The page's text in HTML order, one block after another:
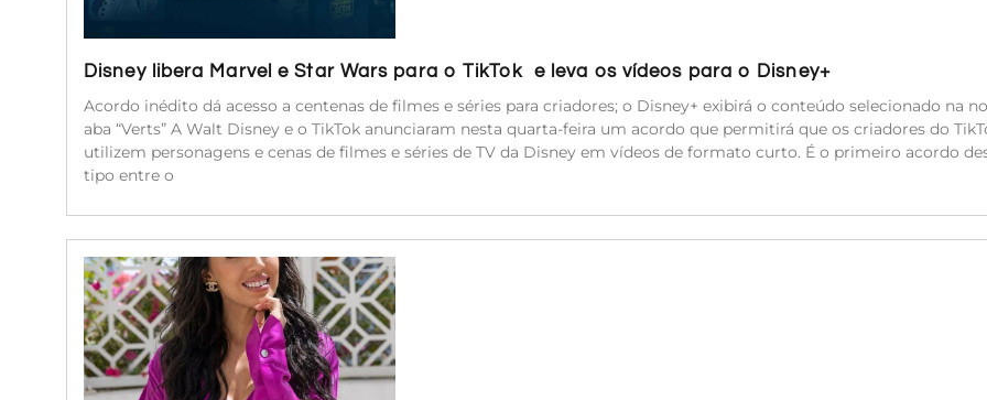
Disney libera Marvel e Star Wars para o TikTok e leva os vídeos para o Disney+
Acordo inédito dá acesso a centenas de filmes e séries para criadores; o Disney+ exibirá o conteúdo selecionado na
aba “Verts” A Walt Disney e o TikTok anunciaram nesta quarta-feira um acordo que permitirá que os criadores do
utilizem personagens e cenas de filmes e séries de TV da Disney em vídeos de formato curto. É o primeiro acordo
tipo entre o